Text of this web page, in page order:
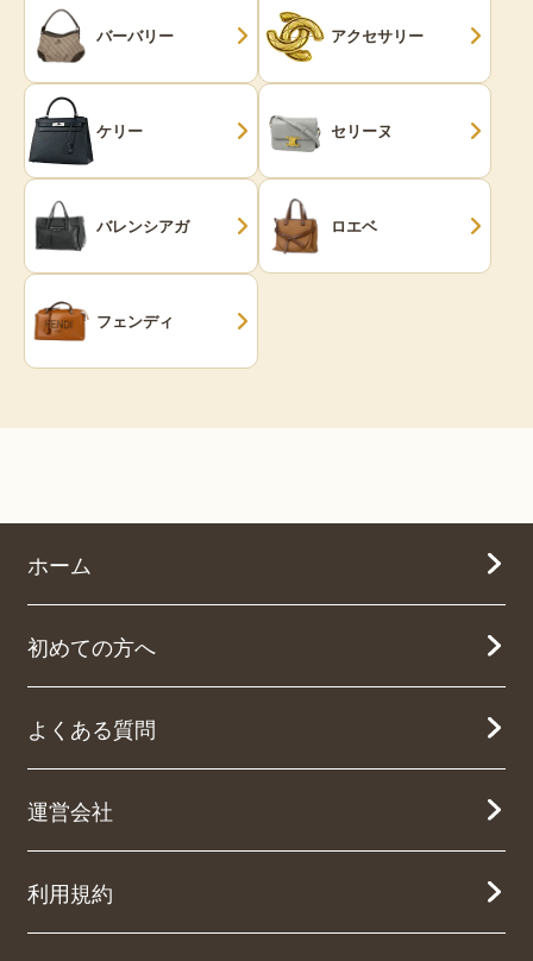
バーバリー アクセサリー
ケリー セリーヌ
バレンシアガ ロエベ
フェンディ
ホーム
初めての方へ
よくある質問
運営会社
利用規約